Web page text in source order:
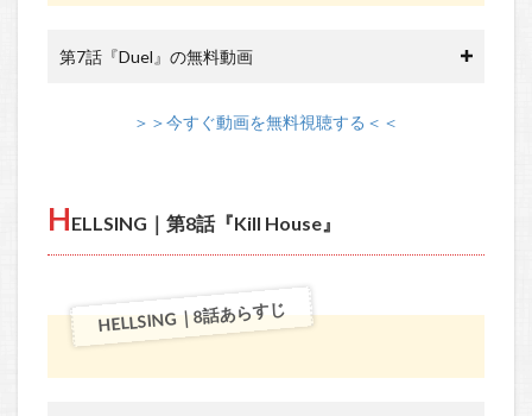
第7話『Duel』の無料動画
＞＞今すぐ動画を無料視聴する＜＜
HELLSING｜第8話『Kill House』
HELLSING｜8話あらすじ